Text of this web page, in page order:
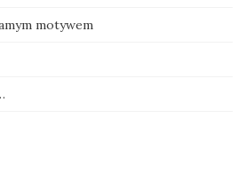
motywem